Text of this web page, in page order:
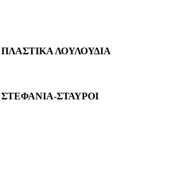
ΠΛΑΣΤΙΚΑ ΛΟΥΛΟΥΔΙΑ
ΣΤΕΦΑΝΙΑ-ΣΤΑΥΡΟΙ